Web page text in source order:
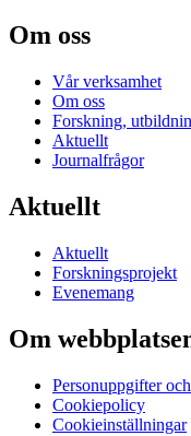
Om oss
Vår verksamhet
Om oss
Forskning,
Aktuellt
Journalfrågor
Aktuellt
Aktuellt
Forskningsprojekt
Evenemang
Om
Personuppgifter
Cookiepolicy
Cookieinställningar